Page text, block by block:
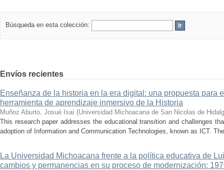
Búsqueda en esta colección:
Envíos recientes
Enseñanza de la historia en la era digital: una propuesta para
herramienta de aprendizaje inmersivo de la Historia
Muñoz Aburto, Josué Isaí (Universidad Michoacana de San Nicolas de
This research paper addresses the educational transition and challenges
adoption of Information and Communication Technologies, known as ICT.
La Universidad Michoacana frente a la política educativa de
cambios y permanencias en su proceso de modernización: